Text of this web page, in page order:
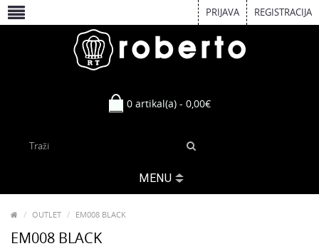
PRIJAVA REGISTRACIJA
0 artikal(a) - 0,00€
MENU
OUTLET EM008 BLACK
EM008 BLACK